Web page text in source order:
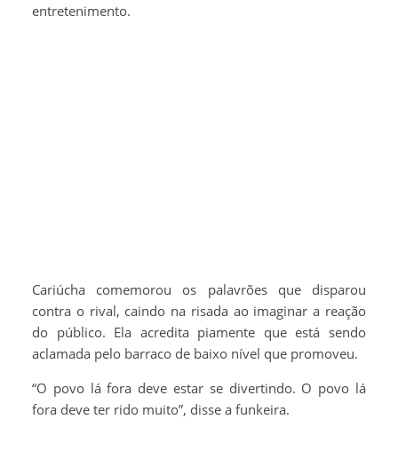
entretenimento.
Cariúcha comemorou os palavrões que disparou
contra o rival, caindo na risada ao imaginar a reação
do público. Ela acredita piamente que está sendo
aclamada pelo barraco de baixo nível que promoveu.
“O povo lá fora deve estar se divertindo. O povo lá
fora deve ter rido muito”, disse a funkeira.